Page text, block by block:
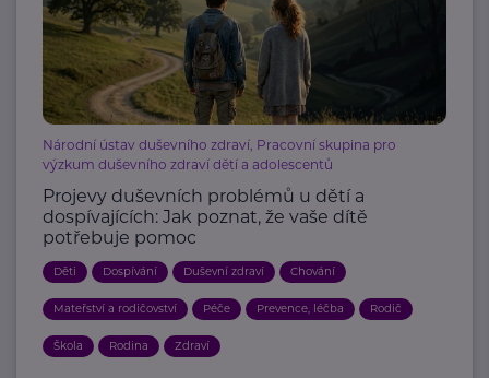
Národní ústav duševního zdraví, Pracovní skupina pro
výzkum duševního zdraví dětí a adolescentů
Projevy duševních problémů u dětí a
dospívajících: Jak poznat, že vaše dítě
potřebuje pomoc
Děti Dospívání Duševní zdraví Chování
Mateřství a rodičovství Péče Prevence, léčba Rodič
Škola Rodina Zdraví